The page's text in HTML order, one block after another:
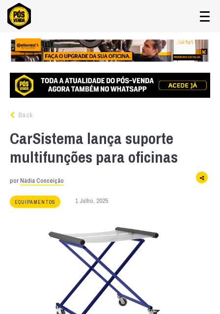
Back
CarSistema lança suporte
multifunções para oficinas
porNádia Conceição
EQUIPAMENTOS 1 Julho, 2025